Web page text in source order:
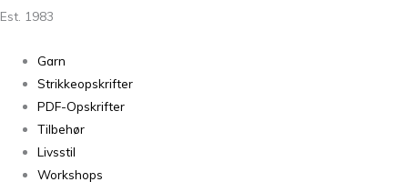
Est. 1983
Garn
Strikkeopskrifter
PDF-Opskrifter
Tilbehør
Livsstil
Workshops